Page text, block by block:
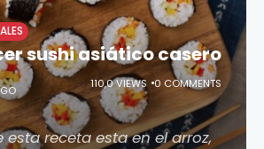
sushi asiático casero
110,0 VIEWS 0 COMMENTS
esta receta esta en el arroz,